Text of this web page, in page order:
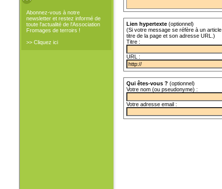
Abonnez-vous à notre
newsletter et restez informé de
toute l'actualité de l'Association
Fromages de terroirs !
>> Cliquez ici
Lien hypertexte (optionnel)
(Si votre message se réfère à un
titre de la page et son adresse URL.)
Titre :
URL :
Qui êtes-vous ? (optionnel)
Votre nom (ou pseudonyme) :
Votre adresse email :